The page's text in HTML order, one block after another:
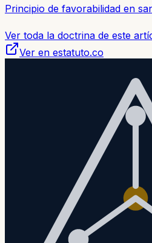
Principio de favorabilidad en
Ver toda la doctrina de este
Ver en estatuto.co